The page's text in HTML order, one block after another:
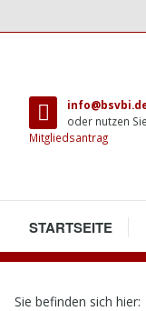
oder nutzen
Mitgliedsantrag
zum
1
STARTSEITE
Sie befinden sich hier: